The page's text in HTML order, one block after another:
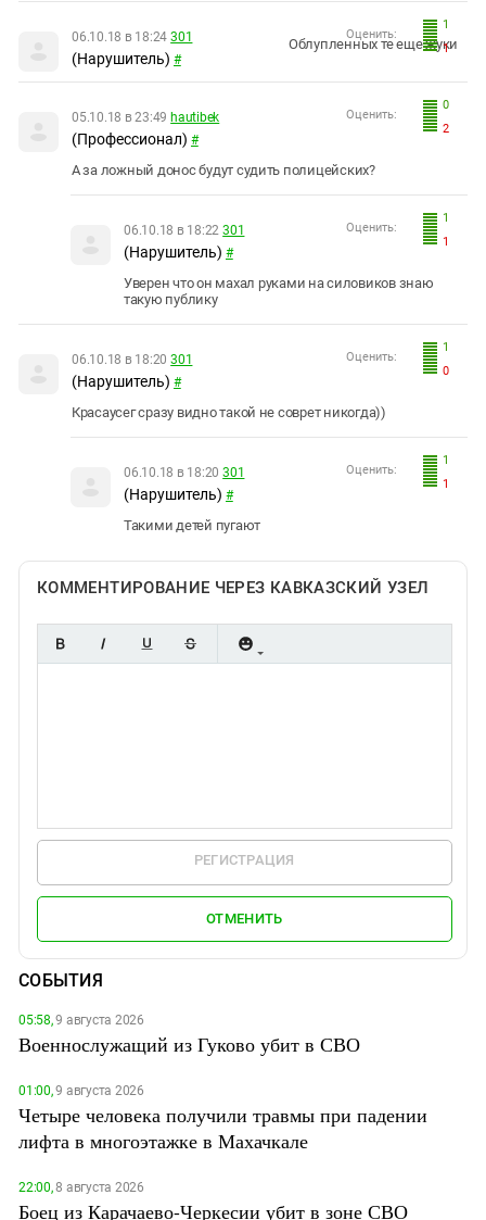
1
1
Оценить:
06.10.18 в 18:24 301
(Нарушитель) #
Облупленных те еще жуки
0
2
Оценить:
05.10.18 в 23:49 hautibek
(Профессионал) #
А за ложный донос будут судить полицейских?
1
1
Оценить:
06.10.18 в 18:22 301
(Нарушитель) #
Уверен что он махал руками на силовиков знаю
такую публику
1
0
Оценить:
06.10.18 в 18:20 301
(Нарушитель) #
Красаусег сразу видно такой не соврет никогда))
1
1
Оценить:
06.10.18 в 18:20 301
(Нарушитель) #
Такими детей пугают
КОММЕНТИРОВАНИЕ ЧЕРЕЗ КАВКАЗСКИЙ УЗЕЛ
РЕГИСТРАЦИЯ
ОТМЕНИТЬ
СОБЫТИЯ
05:58,9 августа 2026
Военнослужащий из Гуково убит в СВО
01:00,9 августа 2026
Четыре человека получили травмы при падении
лифта в многоэтажке в Махачкале
22:00,8 августа 2026
Боец из Карачаево-Черкесии убит в зоне СВО